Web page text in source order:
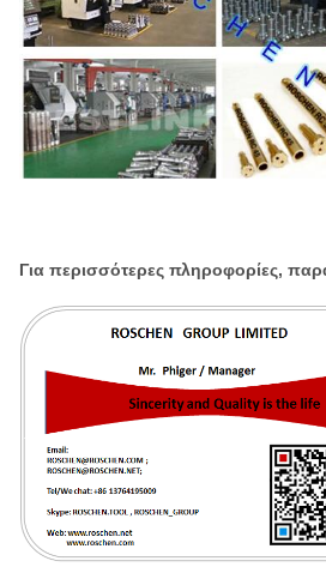
Για περισσότερες πληροφορίες,